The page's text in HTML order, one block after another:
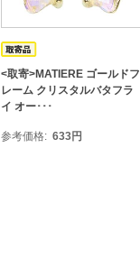
<取寄>MATIERE ゴールドフ
レーム クリスタルバタフラ
イ オー･･･
参考価格 633円